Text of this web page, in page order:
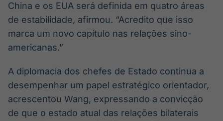
China e os EUA será definida em quatro áreas
de estabilidade, afirmou. “Acredito que isso
marca um novo capítulo nas relações sino-
americanas.”
A diplomacia dos chefes de Estado continua a
desempenhar um papel estratégico orientador,
acrescentou Wang, expressando a convicção
de que o estado atual das relações bilaterais